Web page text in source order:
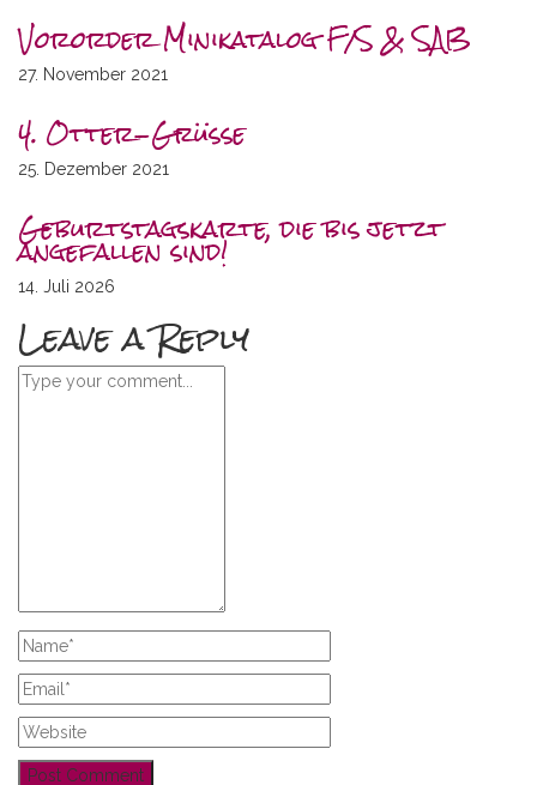
Vororder Minikatalog F/S & SAB
27. November 2021
4. Otter-Grüsse
25. Dezember 2021
Geburtstagskarte, die bis jetzt
angefallen sind!
14. Juli 2026
Leave a Reply